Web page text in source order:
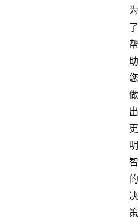
为
了
帮
助
您
做
出
更
明
智
的
决
策